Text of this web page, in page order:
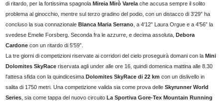
di ritardo, per la fortissima spagnola Mireia Mirò Varelache accusa sempre il solito
problema al ginocchio, mentre sul terzo gradino del podio, con un distacco di 3'29” ha
concluso la sua connazionale Blanca Maria Serrano, a 4'12” Laura Orgue e a 4'56” la
svedese Emelie Forsberg. Seconda fra le azzurre, e decima assoluta, Debora
Cardonecon un ritardo di 5'59”.
La tre giorni di competizioni riservate ai corridori del cielo proseguirà domani con la Mini
Dolomites SkyRaceriservata agli under alle ore 16, quindi domenica mattina alle 8.30
l'attesa sfida con la quindicesimaDolomites SkyRace di 22 km con un dislivello in
salita di 1750 metri. Una competizione valida sia come prova delleSkyrunner World
Series, sia come tappa del nuovo circuitoLa Sportiva Gore-Tex Mountain Running